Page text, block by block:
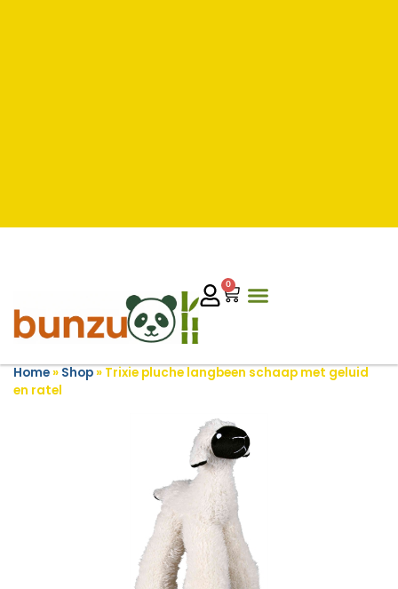
0
Home» Shop» Trixie pluche langbeen schaap met geluid
en ratel